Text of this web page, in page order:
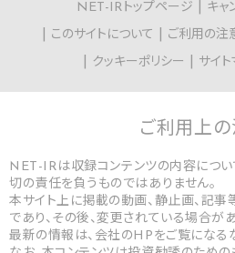
NET-IRトップページ キャ
このサイトについて
ご利用の注
クッキーポリシー
サイト
ご利用上の
NET-IRは収録コンテンツの内容につい
切の責任を負うものではありません。
本サイト上に掲載の動画、静止画、記事
であり、その後、変更されている場合があ
最新の情報は、会社のHPをご覧になる